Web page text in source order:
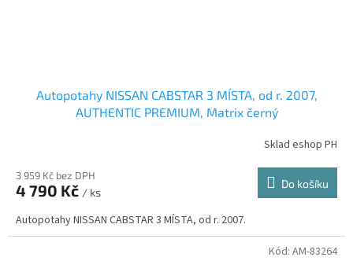
Autopotahy NISSAN CABSTAR 3 MÍSTA, od r. 2007,
AUTHENTIC PREMIUM, Matrix černý
Sklad eshop PH
3 959 Kč bez DPH
4 790 Kč / ks
Do košíku
Autopotahy NISSAN CABSTAR 3 MÍSTA, od r. 2007.
Kód: AM-83264